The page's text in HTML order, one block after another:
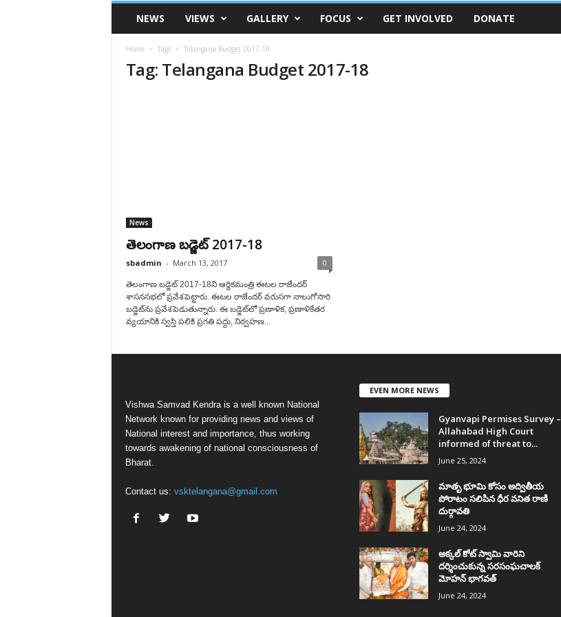
VSK
TelanganaNEWS VIEWS GALLERY FOCUS GET INVOLVED DONATE
Home Tags Telangana Budget 2017-18
Tag: Telangana Budget 2017-18
News
తెలంగాణ బడ్జెట్ 2017-18
sbadmin - March 13, 2017 0
తెలంగాణ బడ్జెట్ 2017-18ని ఆర్థికమంత్రి ఈటల రాజేందర్
శాసనసభలో ప్రవేశపెట్టారు. ఈటల రాజేందర్ వరుసగా నాలుగోసారి
బడ్జెట్‌ను ప్రవేశపెడుతున్నారు. ఈ బడ్జెట్‌లో ప్రణాళిక, ప్రణాళికేతర
వ్యయానికి స్వస్తి పలికి ప్రగతి పద్దు, నిర్వహణ...
Vishwa Samvad Kendra is a well known National
Network known for providing news and views of
National interest and importance, thus working
towards awakening of national consciousness of
Bharat.
Contact us: vsktelangana@gmail.com
EVEN MORE NEWS
Gyanvapi Permises Survey –
Allahabad High Court
informed of threat to...
June 25, 2024
మాతృ భూమి కోసం అద్వితీయ
పోరాటం సలిపిన ధీర వనిత రాణి
దుర్గావతి
June 24, 2024
అక్కల్‌ కోట్‌ స్వామి వారిని
దర్శించుకున్న సరసంఘచాలక్
మోహన్ భాగవత్
June 24, 2024